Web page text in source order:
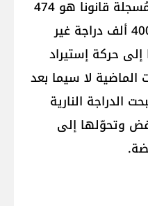
للمعلومات، عدد الدراجات المُسجلة قانونا هو 474
ألف دراجة وهناك أكثر من 400 ألف دراجة غير
حركة إستيراد
الماضية لا سيما بعد
الدراجة النارية
وتحوّلها إلى